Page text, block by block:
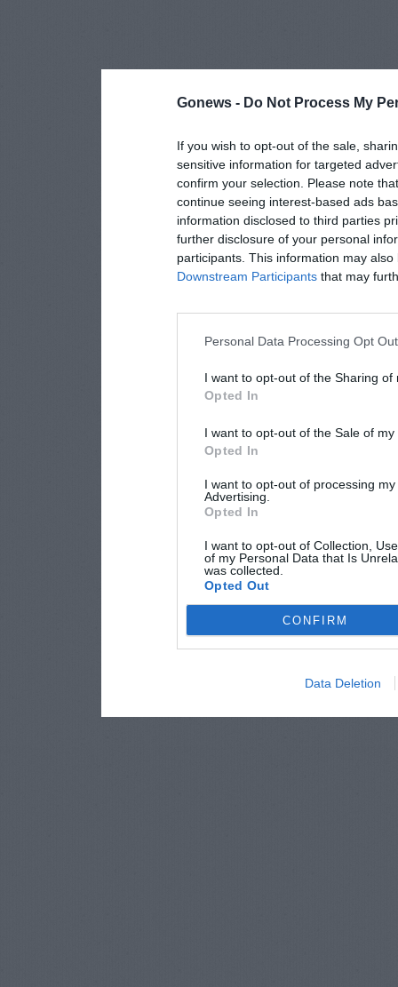
Gonews - Do Not Process My
If you wish to opt-out of the sale,
sensitive information for targeted
confirm your selection. Please note
continue seeing interest-based ads
information disclosed to third parties
further disclosure of your personal
participants. This information may
Downstream Participants that may
Personal Data Processing Opt
I want to opt-out of the Sharing of
Opted In
I want to opt-out of the Sale of
Opted In
I want to opt-out of processing
Advertising.
Opted In
I want to opt-out of Collection,
of my Personal Data that Is
was collected.
Opted Out
CONFIRM
Data Deletion